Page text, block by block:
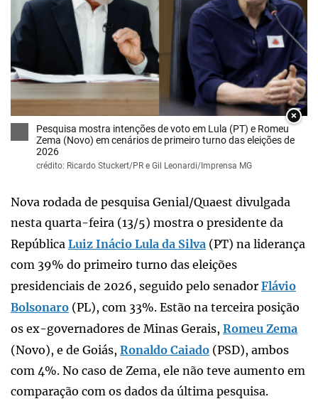
×
Pesquisa mostra intenções de voto em Lula (PT) e Romeu
Zema (Novo) em cenários de primeiro turno das eleições de
2026
crédito: Ricardo Stuckert/PR e Gil Leonardi/Imprensa MG
Nova rodada de pesquisa Genial/Quaest divulgada
nesta quarta-feira (13/5) mostra o presidente da
República Luiz Inácio Lula da Silva (PT) na liderança
com 39% do primeiro turno das eleições
presidenciais de 2026, seguido pelo senador Flávio
Bolsonaro (PL), com 33%. Estão na terceira posição
os ex-governadores de Minas Gerais, Romeu Zema
(Novo), e de Goiás, Ronaldo Caiado (PSD), ambos
com 4%. No caso de Zema, ele não teve aumento em
comparação com os dados da última pesquisa.